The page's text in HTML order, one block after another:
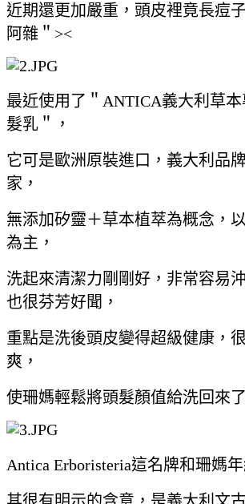
近期還更加嚴重，頭皮裡竟長痘
阿雜＂><
最近使用了＂ANTICA義大利草
髮乳＂，
它可是歐洲原裝進口，義大利品
家，
無添加矽靈＋草本植萃為概念，
為主，
洗起來清潔力剛剛好，非常容易
也很芬芳好聞，
重點是洗後頭皮變得超級健康，
爽，
使珊媽輕鬆將頭髮顏值給洗回來了
Antica Erboristeria這名牌和珊媽